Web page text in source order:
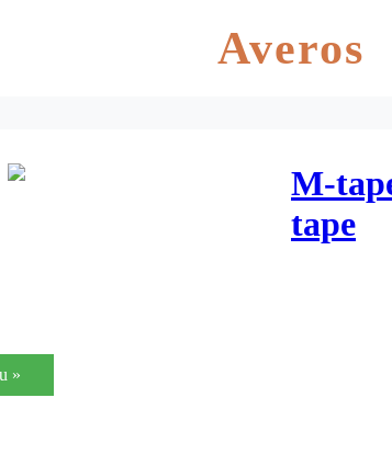
Averos
M-
tape
»